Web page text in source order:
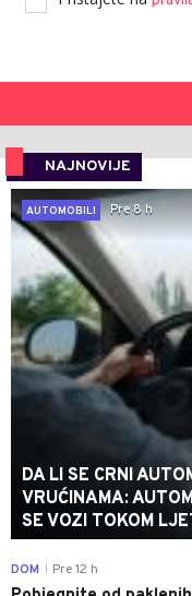
NAJNOVIJE
AUTOMOBILI
Pre 8 h
DA LI SE CRNI
VRUĆINAMA:
SE VOZI TOKOM
DOM Pre 12 h